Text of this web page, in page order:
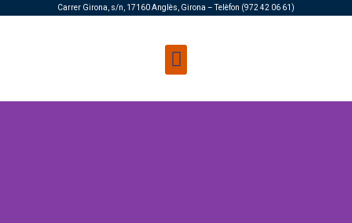
Carrer Girona, s/n, 17160 Anglès, Girona – Telèfon (972 42 06 61)